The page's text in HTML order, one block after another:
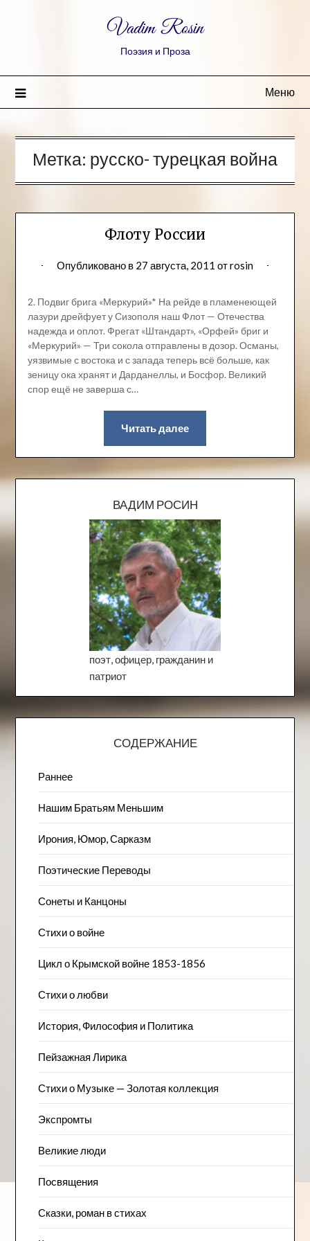
Vadim Rosin
Поэзия и Проза
Меню
Метка: русско- турецкая война
Флоту России
Опубликовано в 27 августа, 2011 отrosin
2. Подвиг брига «Меркурий»* На рейде в пламенеющей
лазури дрейфует у Сизополя наш Флот — Отечества
надежда и оплот. Фрегат «Штандарт», «Орфей» бриг и
«Меркурий» — Три сокола отправлены в дозор. Османы,
уязвимые с востока и с запада теперь всё больше, как
зеницу ока хранят и Дарданеллы, и Босфор. Великий
спор ещё не заверша с…
Читать далее
ВАДИМ РОСИН
поэт, офицер, гражданин и
патриот
СОДЕРЖАНИЕ
Раннее
Нашим Братьям Меньшим
Ирония, Юмор, Сарказм
Поэтические Переводы
Сонеты и Канцоны
Стихи о войне
Цикл о Крымской войне 1853-1856
Стихи о любви
История, Философия и Политика
Пейзажна​я Лирика
Стихи о Музыке — Золотая коллекция
Экспромты
Великие люди
Посвящения
Сказки, роман в стихах